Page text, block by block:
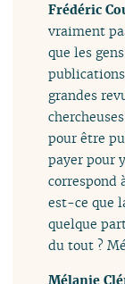
Frédéric
vraiment
que les
grandes
pour être
payer pour
correspond
est-ce que
quelque
du tout ?
Mélanie